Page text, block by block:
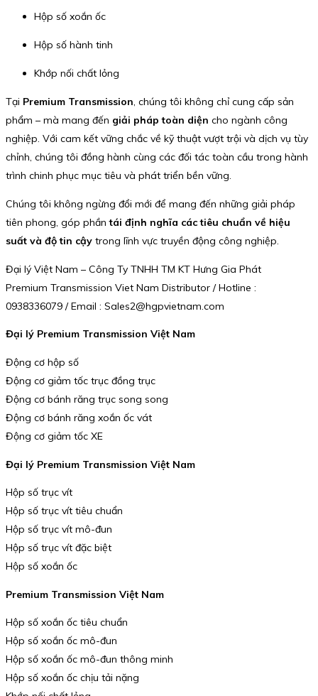
Hộp số xoắn ốc
Hộp số hành tinh
Khớp nối chất lỏng
Tại Premium Transmission, chúng tôi không chỉ cung cấp sản
phẩm – mà mang đến giải pháp toàn diện cho ngành công
nghiệp. Với cam kết vững chắc về kỹ thuật vượt trội và dịch vụ tùy
chỉnh, chúng tôi đồng hành cùng các đối tác toàn cầu trong hành
trình chinh phục mục tiêu và phát triển bền vững.
Chúng tôi không ngừng đổi mới để mang đến những giải pháp
tiên phong, góp phầntái định nghĩa các tiêu chuẩn về hiệu
suất và độ tin cậy trong lĩnh vực truyền động công nghiệp.
Đại lý Việt Nam – Công Ty TNHH TM KT Hưng Gia Phát
Premium Transmission Viet Nam Distributor / Hotline :
0938336079 / Email : Sales2@hgpvietnam.com
Đại lý Premium Transmission Việt Nam
Động cơ hộp số
Động cơ giảm tốc trục đồng trục
Động cơ bánh răng trục song song
Động cơ bánh răng xoắn ốc vát
Động cơ giảm tốc XE
Đại lý Premium Transmission Việt Nam
Hộp số trục vít
Hộp số trục vít tiêu chuẩn
Hộp số trục vít mô-đun
Hộp số trục vít đặc biệt
Hộp số xoắn ốc
Premium Transmission Việt Nam
Hộp số xoắn ốc tiêu chuẩn
Hộp số xoắn ốc mô-đun
Hộp số xoắn ốc mô-đun thông minh
Hộp số xoắn ốc chịu tải nặng